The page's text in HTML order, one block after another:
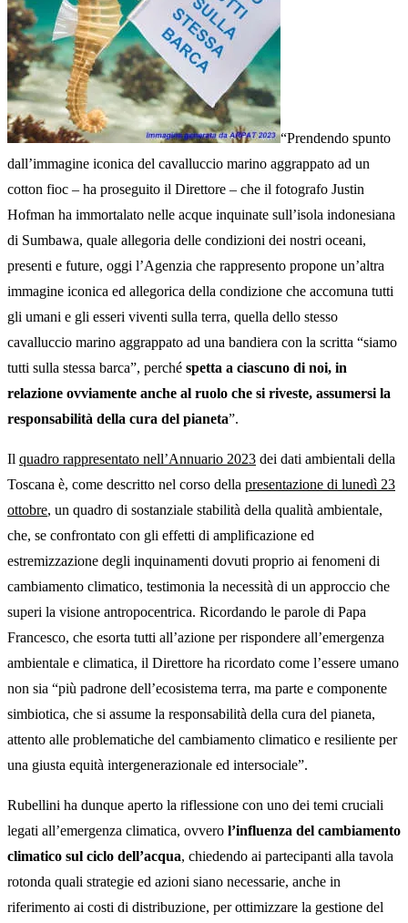
“Prendendo spunto
dall’immagine iconica del cavalluccio marino aggrappato ad un
cotton fioc – ha proseguito il Direttore – che il fotografo Justin
Hofman ha immortalato nelle acque inquinate sull’isola indonesiana
di Sumbawa, quale allegoria delle condizioni dei nostri oceani,
presenti e future, oggi l’Agenzia che rappresento propone un’altra
immagine iconica ed allegorica della condizione che accomuna tutti
gli umani e gli esseri viventi sulla terra, quella dello stesso
cavalluccio marino aggrappato ad una bandiera con la scritta “siamo
tutti sulla stessa barca”, perché spetta a ciascuno di noi, in
relazione ovviamente anche al ruolo che si riveste, assumersi la
responsabilità della cura del pianeta”.
Il quadro rappresentato nell’Annuario 2023 dei dati ambientali della
Toscana è, come descritto nel corso della presentazione di lunedì 23
ottobre, un quadro di sostanziale stabilità della qualità ambientale,
che, se confrontato con gli effetti di amplificazione ed
estremizzazione degli inquinamenti dovuti proprio ai fenomeni di
cambiamento climatico, testimonia la necessità di un approccio che
superi la visione antropocentrica. Ricordando le parole di Papa
Francesco, che esorta tutti all’azione per rispondere all’emergenza
ambientale e climatica, il Direttore ha ricordato come l’essere umano
non sia “più padrone dell’ecosistema terra, ma parte e componente
simbiotica, che si assume la responsabilità della cura del pianeta,
attento alle problematiche del cambiamento climatico e resiliente per
una giusta equità intergenerazionale ed intersociale”.
Rubellini ha dunque aperto la riflessione con uno dei temi cruciali
legati all’emergenza climatica, ovvero l’influenza del cambiamento
climatico sul ciclo dell’acqua, chiedendo ai partecipanti alla tavola
rotonda quali strategie ed azioni siano necessarie, anche in
riferimento ai costi di distribuzione, per ottimizzare la gestione del